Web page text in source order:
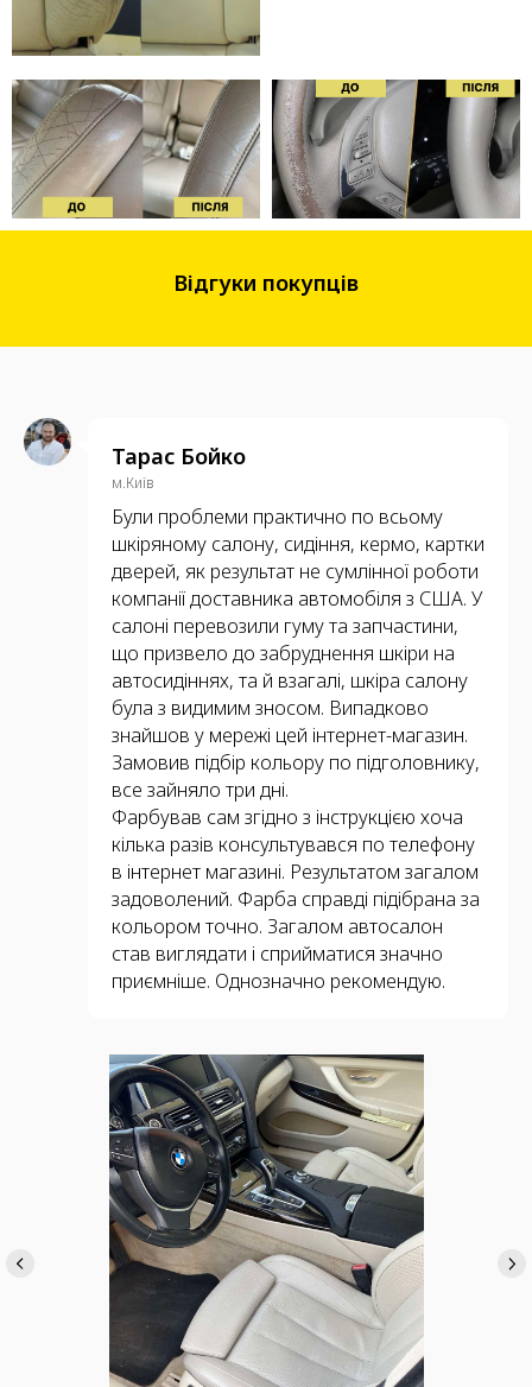
Відгуки покупців
Тарас Бойко
м.Київ
Були проблеми практично по всьому
шкіряному салону, сидіння, кермо, картки
дверей, як результат не сумлінної роботи
компанії доставника автомобіля з США. У
салоні перевозили гуму та запчастини,
що призвело до забруднення шкіри на
автосидіннях, та й взагалі, шкіра салону
була з видимим зносом. Випадково
знайшов у мережі цей інтернет-магазин.
Замовив підбір кольору по підголовнику,
все зайняло три дні.
Фарбував сам згідно з інструкцією хоча
кілька разів консультувався по телефону
в інтернет магазині. Результатом загалом
задоволений. Фарба справді підібрана за
кольором точно. Загалом автосалон
став виглядати і сприйматися значно
приємніше. Однозначно рекомендую.